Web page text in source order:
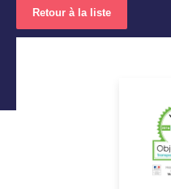
Retour à la liste